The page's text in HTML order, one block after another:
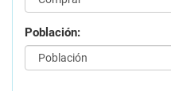
Población: